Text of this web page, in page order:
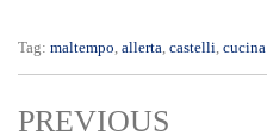
Tag: maltempo, allerta, castelli, cucina
PREVIOUS